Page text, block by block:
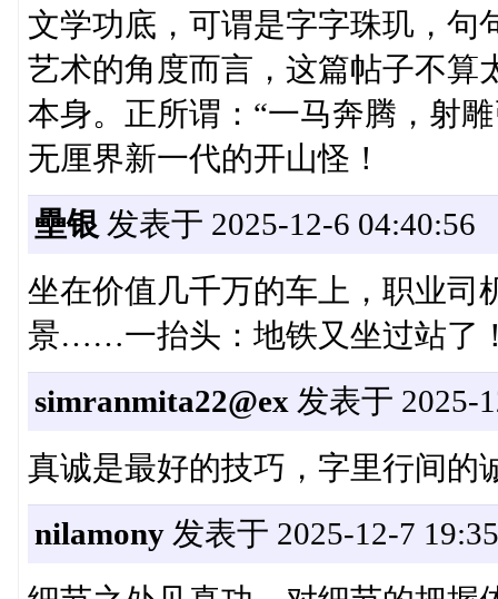
文学功底，可谓是字字珠玑，句
艺术的角度而言，这篇帖子不算
本身。正所谓：“一马奔腾，射
无厘界新一代的开山怪！
壘银 发表于 2025-12-6 04:40:56
坐在价值几千万的车上，职业司
景……一抬头：地铁又坐过站了
simranmita22@ex 发表于 2025-
真诚是最好的技巧，字里行间的
nilamony发表于 2025-12-7